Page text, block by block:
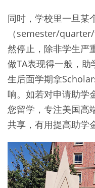
同时，学校里一旦某
（semester/
然停止，除非学生严
做TA表现得一般，
生后面学期拿
响。如若对申请助学
您留学，专注美国高
共享，有用提高助学